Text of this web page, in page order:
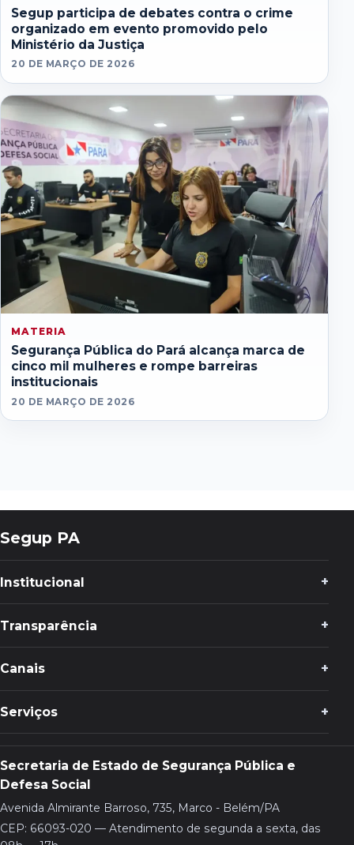
Segup participa de debates contra o crime
organizado em evento promovido pelo
Ministério da Justiça
20 DE MARÇO DE 2026
MATERIA
Segurança Pública do Pará alcança marca de
cinco mil mulheres e rompe barreiras
institucionais
20 DE MARÇO DE 2026
Segup PA
Institucional
Transparência
Canais
Serviços
Secretaria de Estado de Segurança Pública e
Defesa Social
Avenida Almirante Barroso, 735, Marco - Belém/PA
CEP: 66093-020 — Atendimento de segunda a sexta, das